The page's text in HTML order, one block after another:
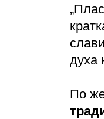
духа
По